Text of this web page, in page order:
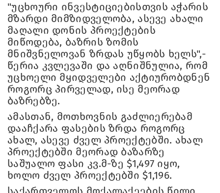
"უცხოური ინვესტიციებისთვის აჭარის
მზარდი მიმზიდველობა, ასევე ახალი
მაღალი დონის პროექტების
მიწოდება, ბაზრის ზომის
მნიშვნელოვან ზრდას უწყობს ხელს",-
წერია კვლევაში და აღნიშნულია, რომ
უცხოელი მყიდველები აქტიურობდნენ
როგორც პირველად, ისე მეორად
ბაზრებზე.
ამასთან, მოთხოვნის გაძლიერებამ
დააჩქარა ფასების ზრდა როგორც
ახალ, ასევე ძველ პროექტებში. ახალ
პროექტებში მეორად ბაზარზე
საშუალო ფასი კვ.მ-ზე $1,497 იყო,
ხოლო ძველ პროექტებში $1,196.